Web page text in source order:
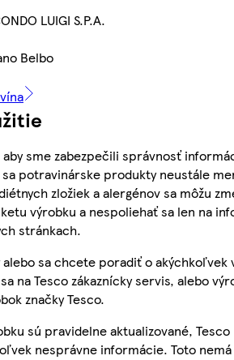
LUIGI S.P.A.
Belbo
sme zabezpečili správnosť
potravinárske produkty neustále
zložiek a alergénov sa môžu
výrobku a nespoliehať sa len na
stránkach.
alebo sa chcete poradiť o akýchkoľvek
na Tesco zákaznícky servis, alebo
značky Tesco.
sú pravidelne aktualizované, Tesco
nesprávne informácie. Toto